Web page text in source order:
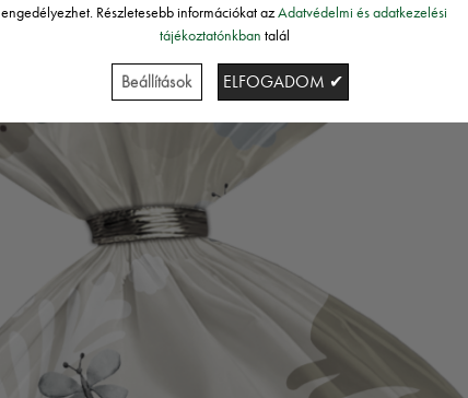
engedélyezhet. Részletesebb információkat azAdatvédelmi és adatkezelési
tájékoztatónkban talál
Beállítások ELFOGADOM ✔